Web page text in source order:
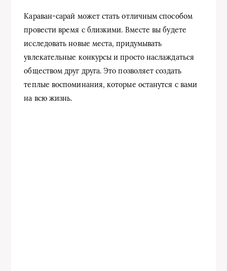
Караван-сарай может стать отличным способом
провести время с близкими. Вместе вы будете
исследовать новые места, придумывать
увлекательные конкурсы и просто наслаждаться
обществом друг друга. Это позволяет создать
теплые воспоминания, которые останутся с вами
на всю жизнь.